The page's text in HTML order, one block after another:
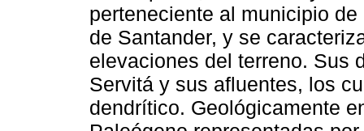
perteneciente al municipio
de Santander, y se
elevaciones del terreno. Sus
Servitá y sus afluentes, los
dendrítico. Geológicamente